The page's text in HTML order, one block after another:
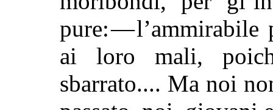
pure: — l’ammirabile
ai loro mali,
sbarrato.... Ma noi